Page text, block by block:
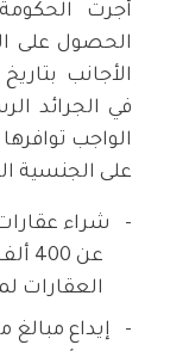
أجرت
الحصول على
في الجرائد
الواجب
على الجنسية
شراء
عن
العقارات